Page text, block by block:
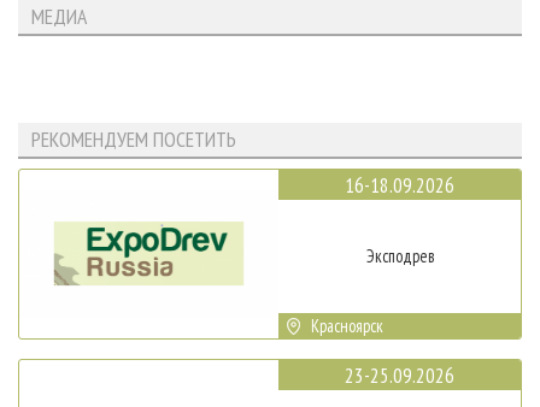
МЕДИА
РЕКОМЕНДУЕМ ПОСЕТИТЬ
16-18.09.2026
Эксподрев
Красноярск
23-25.09.2026